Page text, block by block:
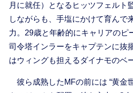
月に就任）となるヒッツフェルト
しながらも、手塩にかけて育んで
力。29歳と年齢的にキャリアのピ
司令塔インラーをキャプテンに抜
はウィングも担えるダイナモのベ
彼ら成熟したMFの前には “黄金